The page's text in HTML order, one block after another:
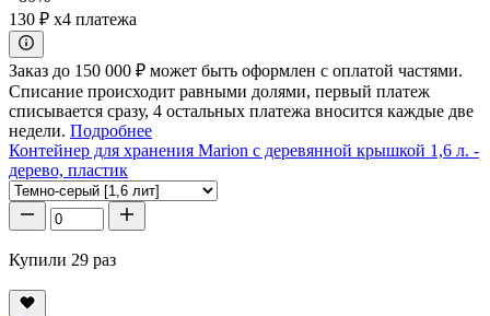
130 ₽ x4 платежа
Заказ до 150 000 ₽ может быть оформлен с оплатой частями.
Списание происходит равными долями, первый платеж
списывается сразу, 4 остальных платежа вносится каждые две
недели. Подробнее
Контейнер для хранения Marion с деревянной крышкой 1,6 л. -
дерево, пластик
Купили 29 раз